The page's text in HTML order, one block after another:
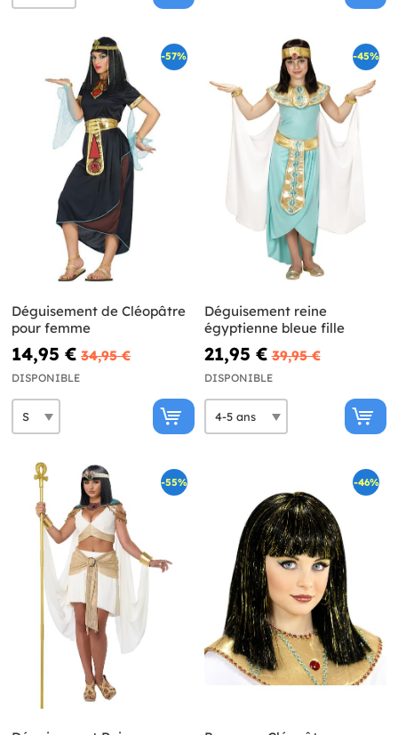
-57%
Déguisement de Cléopâtre
pour femme
14,95 € 34,95 €
DISPONIBLE
-45%
Déguisement reine
égyptienne bleue fille
21,95 € 39,95 €
DISPONIBLE
-55% -46%